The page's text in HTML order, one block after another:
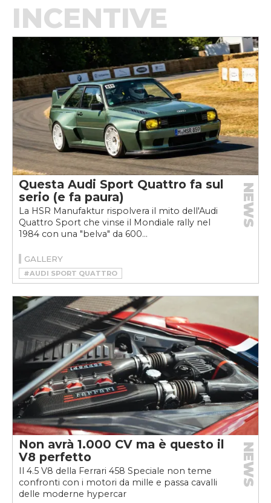
INCENTIVE
Questa Audi Sport Quattro fa sul
serio (e fa paura)
La HSR Manufaktur rispolvera il mito dell'Audi
Quattro Sport che vinse il Mondiale rally nel
1984 con una "belva" da 600...
NEWS
GALLERY
#AUDI SPORT QUATTRO
#HSR MANUFAKTUR
#RESTOMOD
Non avrà 1.000 CV ma è questo il
V8 perfetto
Il 4.5 V8 della Ferrari 458 Speciale non teme
confronti con i motori da mille e passa cavalli
delle moderne hypercar
NEWS